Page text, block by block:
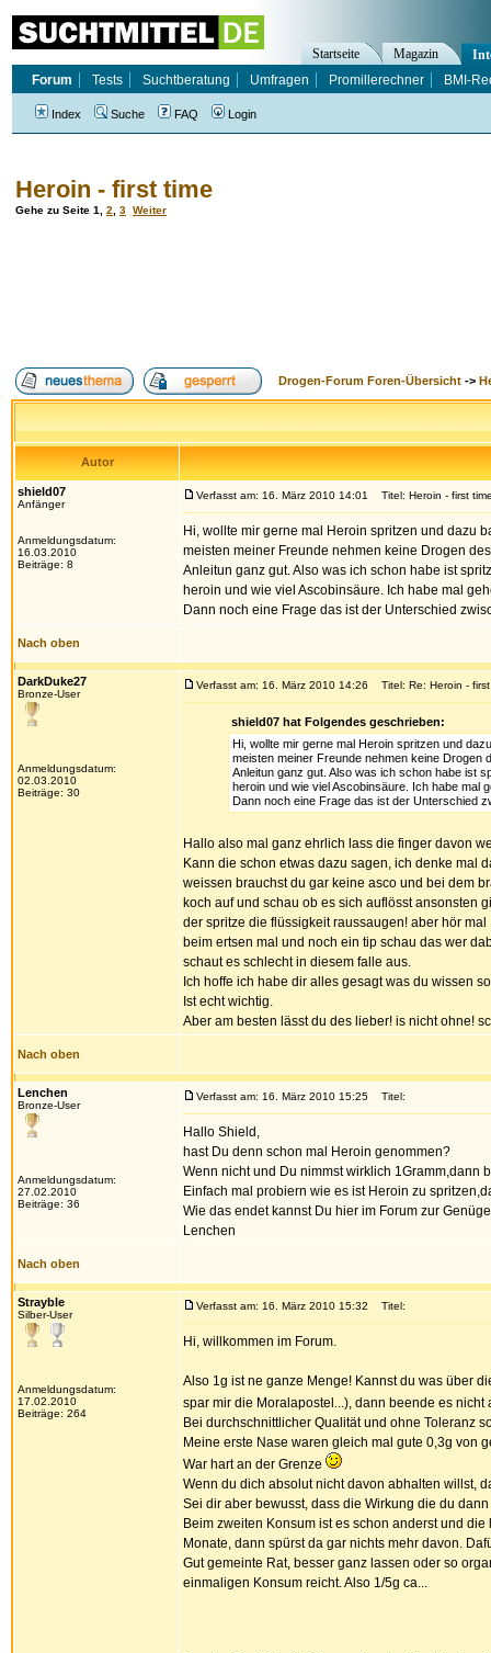
Heroin - first time
Gehe zu Seite 1 2 3 Weiter
Drogen-Forum Foren-Übersicht ->
Autor
shield07
Anfänger
Anmeldungsdatum:
16.03.2010
Beiträge: 8
Verfasst am: 16. März 2010 14:01 Titel: Heroin - first
Hi, wollte mir gerne mal Heroin spritzen und dazu
meisten meiner Freunde nehmen keine Drogen
Anleitun ganz gut. Also was ich schon habe ist
heroin und wie viel Ascobinsäure. Ich habe mal
Dann noch eine Frage das ist der Unterschied
Nach oben
DarkDuke27
Bronze-User
Anmeldungsdatum:
02.03.2010
Beiträge: 30
Verfasst am: 16. März 2010 14:26 Titel: Re: Heroin -
shield07 hat Folgendes geschrieben:
Hi, wollte mir gerne mal Heroin spritzen und
meisten meiner Freunde nehmen keine Drogen
Anleitun ganz gut. Also was ich schon habe ist
heroin und wie viel Ascobinsäure. Ich habe mal
Dann noch eine Frage das ist der Unterschied
Hallo also mal ganz ehrlich lass die finger davon
Kann die schon etwas dazu sagen, ich denke mal
weissen brauchst du gar keine asco und bei dem
koch auf und schau ob es sich auflösst ansonsten
der spritze die flüssigkeit raussaugen! aber hör
beim ertsen mal und noch ein tip schau das wer
schaut es schlecht in diesem falle aus.
Ich hoffe ich habe dir alles gesagt was du wissen
Ist echt wichtig.
Aber am besten lässt du des lieber! is nicht ohne!
Nach oben
Lenchen
Bronze-User
Anmeldungsdatum:
27.02.2010
Beiträge: 36
Verfasst am: 16. März 2010 15:25 Titel:
Hallo Shield,
hast Du denn schon mal Heroin genommen?
Wenn nicht und Du nimmst wirklich 1Gramm,dann
Einfach mal probiern wie es ist Heroin zu
Wie das endet kannst Du hier im Forum zur
Lenchen
Nach oben
Strayble
Silber-User
Anmeldungsdatum:
17.02.2010
Beiträge: 264
Verfasst am: 16. März 2010 15:32 Titel:
Hi, willkommen im Forum.
Also 1g ist ne ganze Menge! Kannst du was über
spar mir die Moralapostel...), dann beende es
Bei durchschnittlicher Qualität und ohne Toleranz
Meine erste Nase waren gleich mal gute 0,3g von
War hart an der Grenze
Wenn du dich absolut nicht davon abhalten willst,
Sei dir aber bewusst, dass die Wirkung die du
Beim zweiten Konsum ist es schon anderst und
Monate, dann spürst da gar nichts mehr davon.
Gut gemeinte Rat, besser ganz lassen oder so
einmaligen Konsum reicht. Also 1/5g ca...
Startseite Magazin
Forum
Tests Suchtberatung Umfragen Promillerechner BMI-
Index Suche FAQ Login